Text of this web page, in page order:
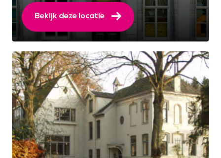
Bekijk deze locatie